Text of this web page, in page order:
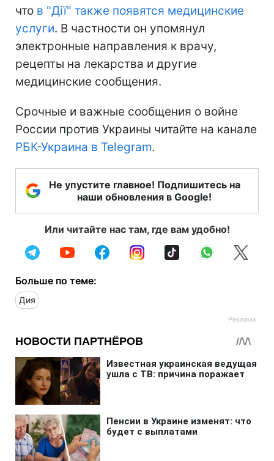
что в "Дії" также появятся медицинские
услуги. В частности он упомянул
электронные направления к врачу,
рецепты на лекарства и другие
медицинские сообщения.
Срочные и важные сообщения о войне
России против Украины читайте на канале
РБК-Украина в Telegram.
Не упустите главное! Подпишитесь на
наши обновления в Google!
Или читайте нас там, где вам удобно!
Больше по теме:
Дия